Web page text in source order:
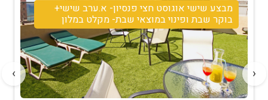
מבצע שישי אוגוסט חצי פנסיון- א.ערב שישי+
בוקר שבת ופינוי במוצאי שבת- מקלט במלון
‹
›